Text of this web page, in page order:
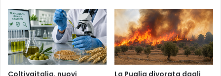
Coltivaitalia, nuovi
La Puglia divorata dagli